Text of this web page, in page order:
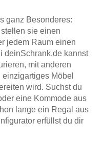
ganz Besonderes:
sie einen
jedem Raum einen
deinSchrank.de kannst
mit anderen
Möbel
wird. Suchst du
eine Kommode aus
lange ein Regal aus
erfüllst du dir